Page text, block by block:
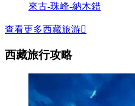
來古-珠峰-納木錯
查看更多西藏旅游
西藏旅行攻略